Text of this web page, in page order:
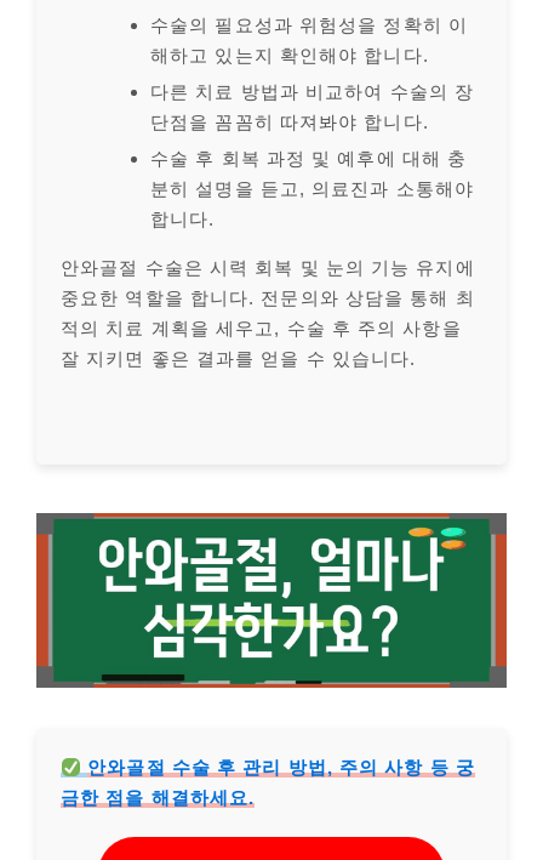
수술의 필요성과 위험성을 정확히 이
해하고 있는지 확인해야 합니다.
다른 치료 방법과 비교하여 수술의 장
단점을 꼼꼼히 따져봐야 합니다.
수술 후 회복 과정 및 예후에 대해 충
분히 설명을 듣고, 의료진과 소통해야
합니다.
안와골절 수술은 시력 회복 및 눈의 기능 유지에
중요한 역할을 합니다. 전문의와 상담을 통해 최
적의 치료 계획을 세우고, 수술 후 주의 사항을
잘 지키면 좋은 결과를 얻을 수 있습니다.
안와골절 수술 후 관리 방법, 주의 사항 등 궁
금한 점을 해결하세요.